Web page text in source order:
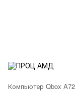
Компьютер Qbox